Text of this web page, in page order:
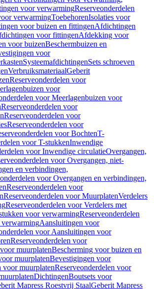
voor verwarmingReserveonderdelen
verwarmingToebehorenIsolaties voor
voor buizen en fittingenAfdichtingen
voor fittingenAfdekking voor
voor buizenBeschermbuizen en
voor
SysteemafdichtingenSets schroeven
VerbruiksmateriaalGeberit
Reserveonderdelen voor
voor
voor Meerlagenbuizen voor
Reserveonderdelen voor
Reserveonderdelen voor
Reserveonderdelen voor
voor BochtenT-
voor T-stukkenInwendige
voor Inwendige circulatieOvergangen,
voor Overgangen, niet-
en verbindingen,
voor Overgangen en verbindingen,
Reserveonderdelen voor
Reserveonderdelen voor MuurplatenVerdelers
Reserveonderdelen voor Verdelers met
voor verwarmingReserveonderdelen
Aansluitingen voor
voor Aansluitingen voor
Reserveonderdelen voor
muurplatenBescherming voor buizen en
muurplatenBevestigingen voor
voor muurplatenReserveonderdelen voor
DichtingenBoutsets voor
Mapress Roestvrij StaalGeberit Mapress